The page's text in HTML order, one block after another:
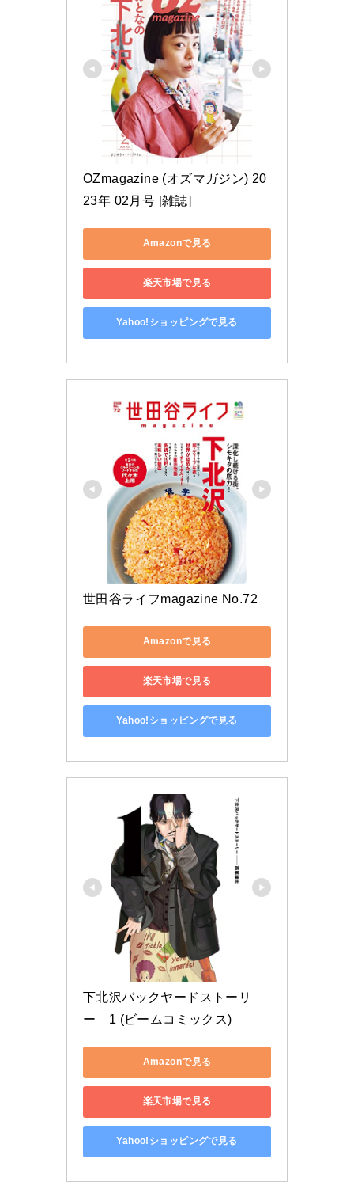
OZmagazine (オズマガジン) 20
23年 02月号 [雑誌]
Amazonで見る
楽天市場で見る
Yahoo!ショッピングで見る
世田谷ライフmagazine No.72
Amazonで見る
楽天市場で見る
Yahoo!ショッピングで見る
下北沢バックヤードストーリ
ー　1 (ビームコミックス)
Amazonで見る
楽天市場で見る
Yahoo!ショッピングで見る